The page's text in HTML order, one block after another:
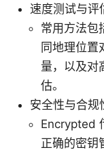
速度测试与评
常用方法包
同地理位置
量，以及对
估。
安全性与合规
Encrypted
正确的密钥